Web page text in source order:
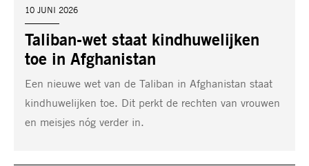
Taliban-wet staat kindhuwelijken
toe in Afghanistan
DATUM:
10 JUNI 2026
Een nieuwe wet van de Taliban in Afghanistan staat
kindhuwelijken toe. Dit perkt de rechten van vrouwen
en meisjes nóg verder in.